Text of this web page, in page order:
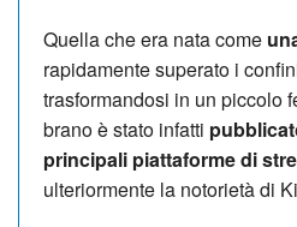
Quella che era nata come
rapidamente superato i
trasformandosi in un piccolo
brano è stato infatti
principali piattaforme di
ulteriormente la notorietà di